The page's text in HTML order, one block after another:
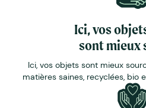
Ici, vos
sont mieux
Ici, vos objets sont mieux
matières saines, recyclées, bio